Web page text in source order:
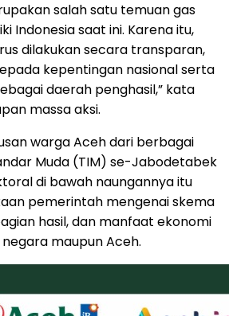
salah satu temuan gas
Indonesia saat ini. Karena itu,
dilakukan secara transparan,
kepentingan nasional serta
daerah penghasil,” kata
massa aksi.
warga Aceh dari berbagai
Muda (TIM) se-Jabodetabek
di bawah naungannya itu
pemerintah mengenai skema
hasil, dan manfaat ekonomi
maupun Aceh.